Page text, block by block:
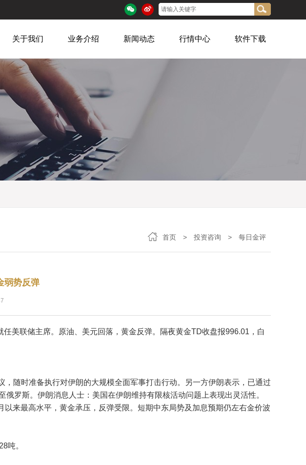
关于我们 业务介绍 新闻动态 行情中心 软件下载
首页 > 投资咨询 > 每日金评
弱势反弹
美联储主席。原油、美元回落，黄金反弹。隔夜黄金TD收盘报996.01，白
随时准备执行对伊朗的大规模全面军事打击行动。另一方伊朗表示，已通过
罗斯。伊朗消息人士：美国在伊朗维持有限核活动问题上表现出灵活性。
来最高水平，黄金承压，反弹受限。短期中东局势及加息预期仍左右金价波
吨。